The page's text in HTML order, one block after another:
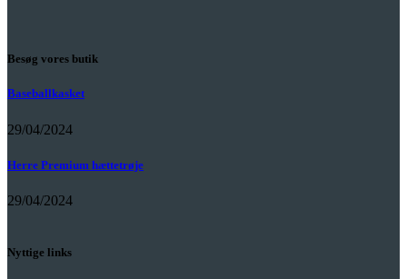
Besøg vores butik
Baseballkasket
29/04/2024
Herre Premium hættetrøje
29/04/2024
Nyttige links